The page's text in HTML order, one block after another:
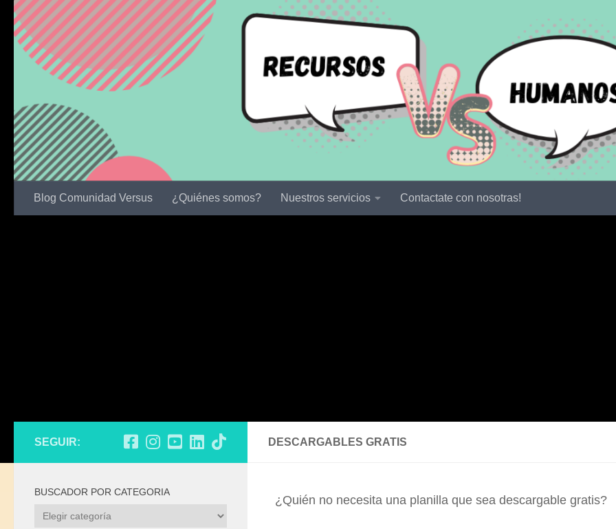
Skip to content
Blog Comunidad Versus ¿Quiénes somos? Nuestros servicios Contactate con nosotras!
DESCARGABLES GRATIS
¿Quién no necesita una planilla que sea descargable gratis?
SEGUIR:
BUSCADOR POR CATEGORIA